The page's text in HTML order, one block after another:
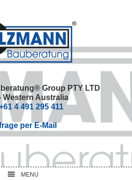
Group PTY LTD
Western Australia
4 491 295 411
per E-Mail
MENU